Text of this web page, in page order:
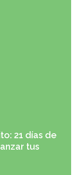
21 días de
tus